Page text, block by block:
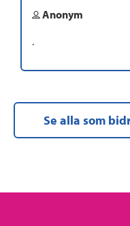
Anonym
.
Se alla som